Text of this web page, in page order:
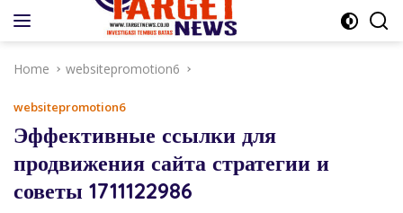
Home
websitepromotion6
websitepromotion6
Эффективные ссылки для
продвижения сайта стратегии и
советы 1711122986